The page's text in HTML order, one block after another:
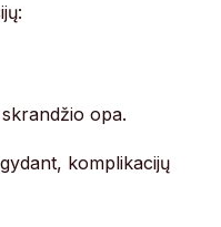
opa.
komplikacijų